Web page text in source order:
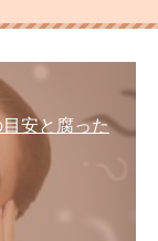
安と腐った